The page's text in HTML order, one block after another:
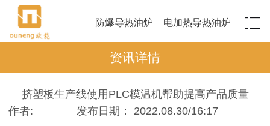
防爆导热油炉 电加热导热油炉
资讯详情
挤塑板生产线使用PLC模温机帮助提高产品质量
作者:
发布日期： 2022.08.30/16:17